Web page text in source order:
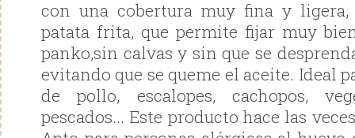
con una cobertura muy fina y
patata frita, que permite fijar muy
panko,sin calvas y sin que se
evitando que se queme el aceite. Ideal
de pollo, escalopes, cachopos,
pescados... Este producto hace las